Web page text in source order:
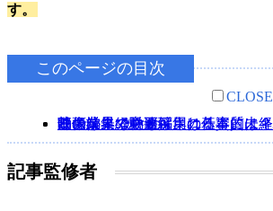
す。
このページの目次
CLOSE
動画編集で必要とされる資質は？
映像業界の中途採用は基本的にキャリア重視、一部では未経験も可
映像業界で動画編集の仕事に未経験でも転職できるのか？ まとめ
記事監修者